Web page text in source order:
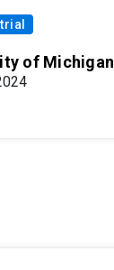
of Michigan